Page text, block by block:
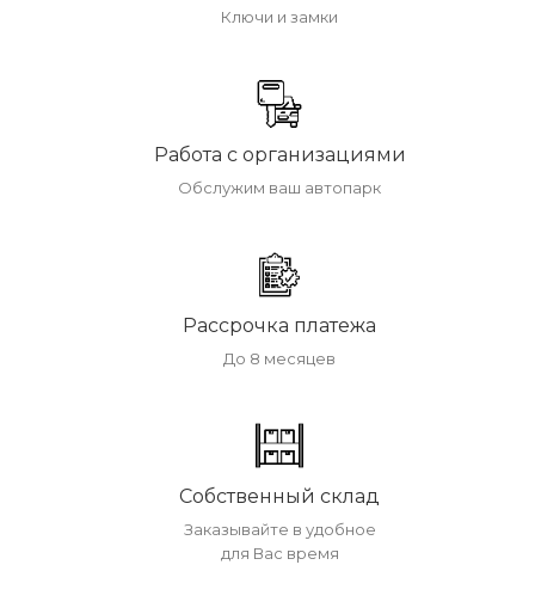
Ключи и замки
Работа с организациями
Обслужим ваш автопарк
Рассрочка платежа
До 8 месяцев
Собственный склад
Заказывайте в удобное
для Вас время